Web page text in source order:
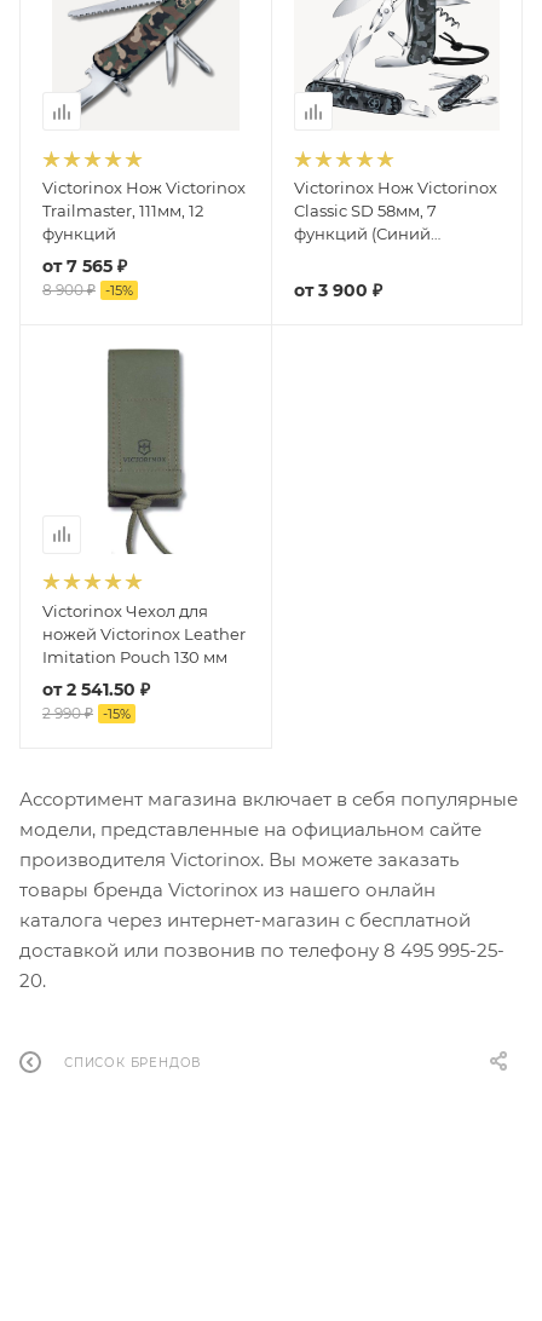
Victorinox Нож Victorinox
Trailmaster, 111мм, 12
функций
от7 565 ₽
8 900 ₽ -15%
Victorinox Нож Victorinox
Classic SD 58мм, 7
функций (Синий
от3 900 ₽
Victorinox Чехол для
ножей Victorinox Leather
Imitation Pouch 130 мм
от2 541.50 ₽
2 990 ₽ -15%
Ассортимент магазина включает в себя популярные
модели, представленные на официальном сайте
производителя Victorinox. Вы можете заказать
товары бренда Victorinox из нашего онлайн
каталога через интернет-магазин с бесплатной
доставкой или позвонив по телефону 8 495 995-25-
20​.
СПИСОК БРЕНДОВ